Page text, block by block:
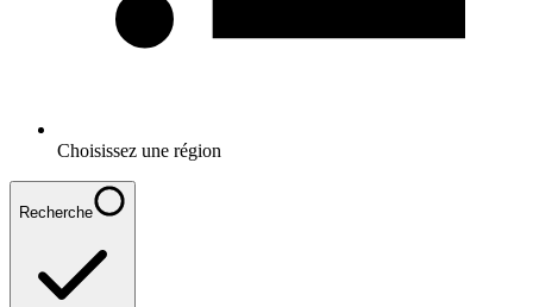
Choisissez une région
Recherche